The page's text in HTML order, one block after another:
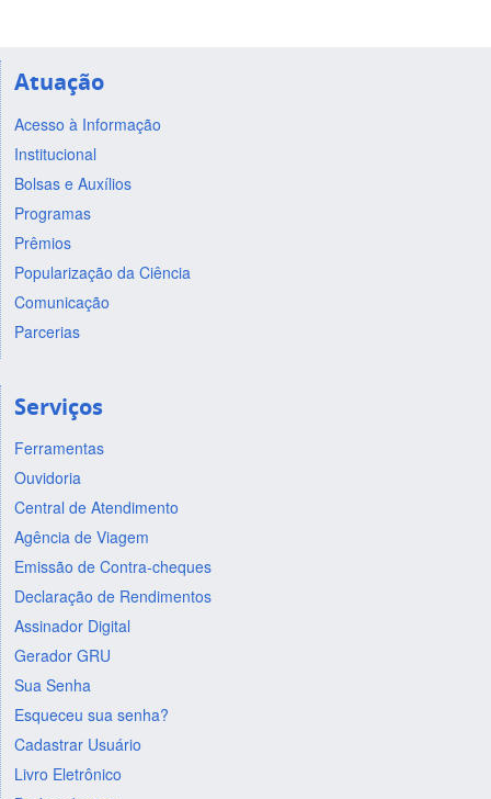
Atuação
Acesso à Informação
Institucional
Bolsas e Auxílios
Programas
Prêmios
Popularização da Ciência
Comunicação
Parcerias
Serviços
Ferramentas
Ouvidoria
Central de Atendimento
Agência de Viagem
Emissão de Contra-cheques
Declaração de Rendimentos
Assinador Digital
Gerador GRU
Sua Senha
Esqueceu sua senha?
Cadastrar Usuário
Livro Eletrônico